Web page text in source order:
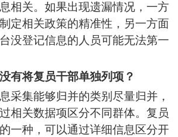
相关。如果出现遗漏情况，一方
定相关政策的精准性，另一方面
没登记信息的人员可能无法第一
有将复员干部单独列项？
采集能够归并的类别尽量归并，
相关数据项区分不同群体。复员
一种，可以通过详细信息区分开